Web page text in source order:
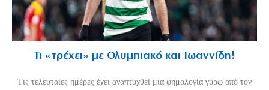
Τι «τρέχει» με Ολυμπιακό και Ιωαννίδη!
Τις τελευταίες ημέρες έχει αναπτυχθεί μια φημολογία γύρω από τον